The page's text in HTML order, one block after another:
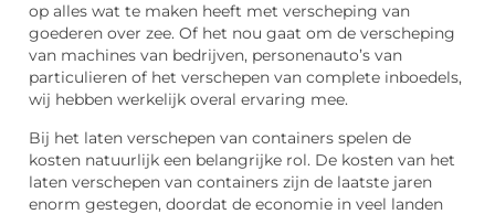
op alles wat te maken heeft met verscheping van
goederen over zee. Of het nou gaat om de verscheping
van machines van bedrijven, personenauto’s van
particulieren of het verschepen van complete inboedels,
wij hebben werkelijk overal ervaring mee.
Bij het laten verschepen van containers spelen de
kosten natuurlijk een belangrijke rol. De kosten van het
laten verschepen van containers zijn de laatste jaren
enorm gestegen, doordat de economie in veel landen